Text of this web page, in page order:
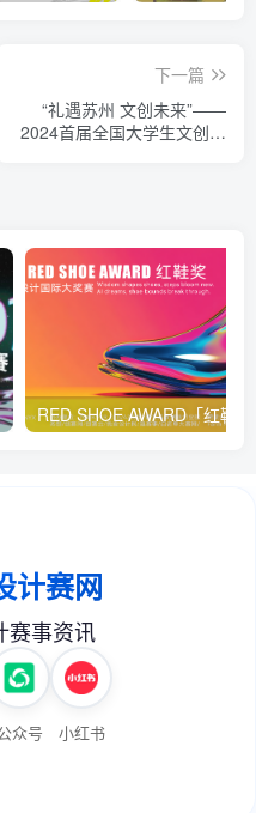
下一篇
“礼遇苏州 文创未来”——
2024首届全国大学生文创大